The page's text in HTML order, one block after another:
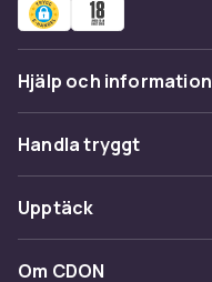
Hjälp och information
Vanliga frågor
Spåra paket
Ångra & Returnera här
Kundservice
Handla tryggt
Betalning
Leverans
Upptäck
Kategorier
Om CDON